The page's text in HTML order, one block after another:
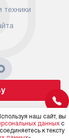
В
не
работы:
техники
наш сайт, вы
данныхс
к тексту